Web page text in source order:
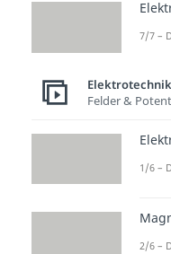
also
7/7 –
Felder &
1/6 –
2/6 –